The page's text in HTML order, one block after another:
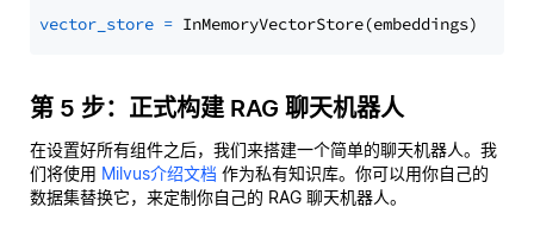
vector_store =
第 5 步：正式构建 RAG 聊天机器人
在设置好所有组件之后，我们来搭建一个简单的聊天机器人。我
们将使用 Milvus介绍文档 作为私有知识库。你可以用你自己的
数据集替换它，来定制你自己的 RAG 聊天机器人。